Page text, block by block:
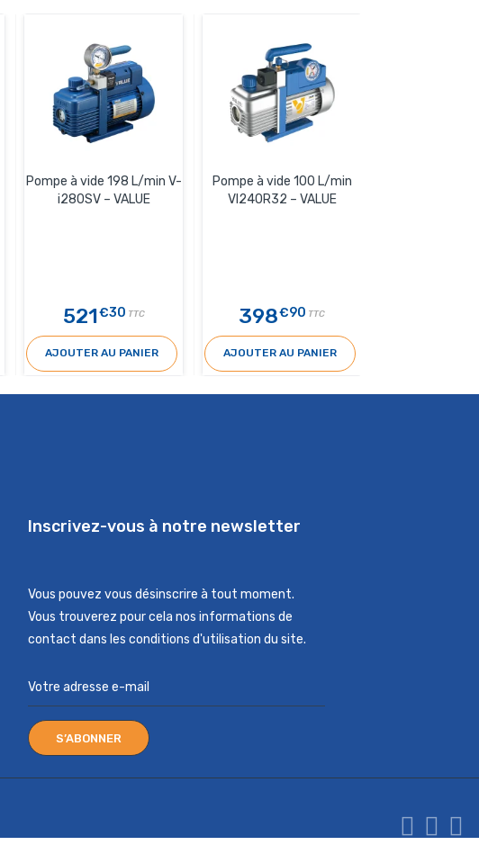
Pompe à vide 198 L/min V-
i280SV – VALUE
521€30 TTC
AJOUTER AU PANIER
Pompe à vide 100 L/min
VI240R32 – VALUE
398€90 TTC
AJOUTER AU PANIER
Inscrivez-vous à notre newsletter
Vous pouvez vous désinscrire à tout moment.
Vous trouverez pour cela nos informations de
contact dans les conditions d'utilisation du site.